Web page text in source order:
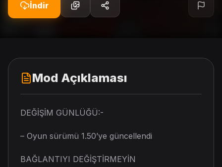
İndir
Mod Açıklaması
DEĞİŞİM GÜNLÜĞÜ:-
– Oyun sürümü 1.50’ye güncellendi
BAĞLANTIYI DEĞİŞTİRMEYİN